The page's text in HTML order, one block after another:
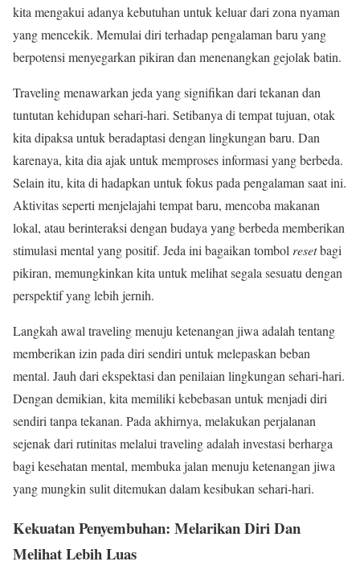
kita mengakui adanya kebutuhan untuk keluar dari zona nyaman
yang mencekik. Memulai diri terhadap pengalaman baru yang
berpotensi menyegarkan pikiran dan menenangkan gejolak batin.
Traveling menawarkan jeda yang signifikan dari tekanan dan
tuntutan kehidupan sehari-hari. Setibanya di tempat tujuan, otak
kita dipaksa untuk beradaptasi dengan lingkungan baru. Dan
karenaya, kita dia ajak untuk memproses informasi yang berbeda.
Selain itu, kita di hadapkan untuk fokus pada pengalaman saat ini.
Aktivitas seperti menjelajahi tempat baru, mencoba makanan
lokal, atau berinteraksi dengan budaya yang berbeda memberikan
stimulasi mental yang positif. Jeda ini bagaikan tombol resetbagi
pikiran, memungkinkan kita untuk melihat segala sesuatu dengan
perspektif yang lebih jernih.
Langkah awal traveling menuju ketenangan jiwa adalah tentang
memberikan izin pada diri sendiri untuk melepaskan beban
mental. Jauh dari ekspektasi dan penilaian lingkungan sehari-hari.
Dengan demikian, kita memiliki kebebasan untuk menjadi diri
sendiri tanpa tekanan. Pada akhirnya, melakukan perjalanan
sejenak dari rutinitas melalui traveling adalah investasi berharga
bagi kesehatan mental, membuka jalan menuju ketenangan jiwa
yang mungkin sulit ditemukan dalam kesibukan sehari-hari.
Kekuatan Penyembuhan: Melarikan Diri Dan
Melihat Lebih Luas